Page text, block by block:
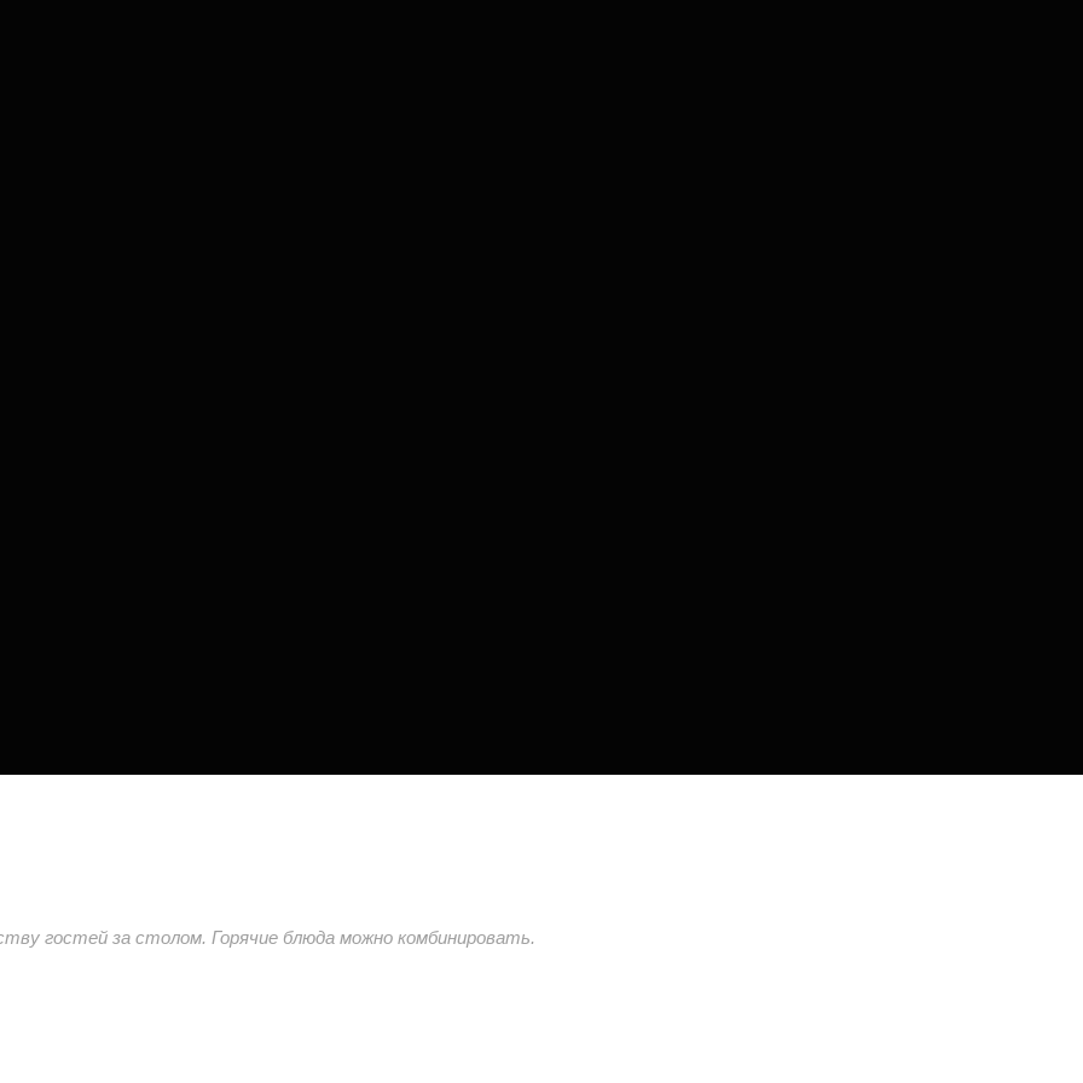
гостей за столом. Горячие блюда можно комбинировать.